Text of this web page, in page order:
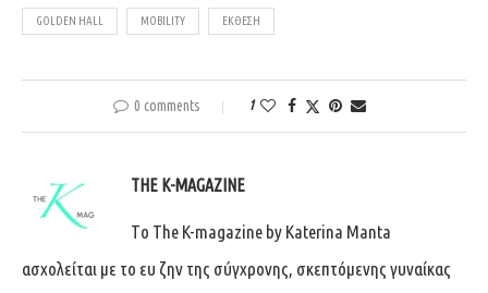
GOLDEN HALL MOBILITY ΕΚΘΕΣΗ
0 comments 1
THE K-MAGAZINE
Tο The K-magazine by Katerina Manta
ασχολείται με το ευ ζην της σύγχρονης, σκεπτόμενης γυναίκας